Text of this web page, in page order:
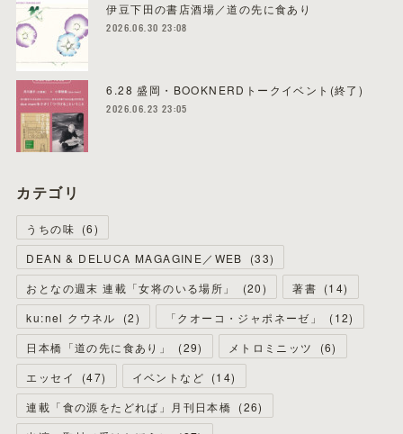
伊豆下田の書店酒場／道の先に食あり
2026.06.30 23:08
6.28 盛岡・BOOKNERDトークイベント(終了)
2026.06.23 23:05
カテゴリ
うちの味 (6)
DEAN & DELUCA MAGAGINE／WEB
(33)
おとなの週末 連載「女将のいる場所」
(20) 著書 (14)
ku:nel クウネル
(2) 「クオーコ・ジャポネーゼ」 (12)
日本橋「道の先に食あり」
(29) メトロミニッツ (6)
エッセイ
(47) イベントなど (14)
連載「食の源をたどれば」月刊日本橋 (26)